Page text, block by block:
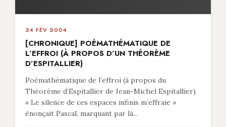
24 FÉV 2004
[CHRONIQUE] POÉMATHÉMATIQUE DE
L’EFFROI (À PROPOS D’UN THÉORÈME
D’ESPITALLIER)
Poémathématique de l’effroi (à propos du
Théorème d’Espitallier de Jean-Michel Espitallier)
« Le silence de ces espaces infinis m’effraie »
énonçait Pascal, marquant par là...